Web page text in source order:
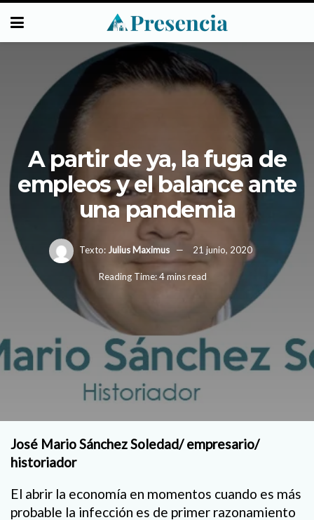
A partir de ya, la fuga de
empleos y el balance ante
una pandemia
Texto: Julius Maximus 21 junio, 2020
Reading Time: 4 mins read
José Mario Sánchez Soledad/ empresario/
historiador
El abrir la economía en momentos cuando es más
probable la infección es de primer razonamiento